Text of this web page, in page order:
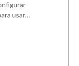
usar…